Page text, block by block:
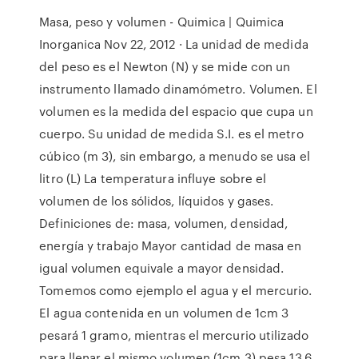
Masa, peso y volumen - Quimica | Quimica
Inorganica Nov 22, 2012 · La unidad de medida
del peso es el Newton (N) y se mide con un
instrumento llamado dinamómetro. Volumen. El
volumen es la medida del espacio que cupa un
cuerpo. Su unidad de medida S.I. es el metro
cúbico (m 3), sin embargo, a menudo se usa el
litro (L) La temperatura influye sobre el
volumen de los sólidos, líquidos y gases.
Definiciones de: masa, volumen, densidad,
energía y trabajo Mayor cantidad de masa en
igual volumen equivale a mayor densidad.
Tomemos como ejemplo el agua y el mercurio.
El agua contenida en un volumen de 1cm 3
pesará 1 gramo, mientras el mercurio utilizado